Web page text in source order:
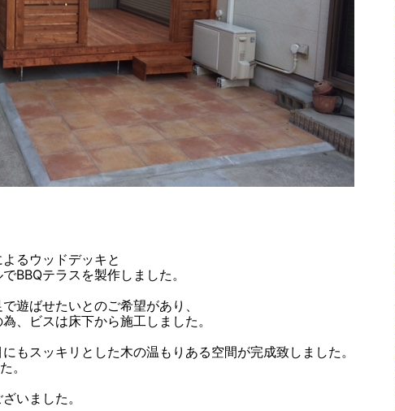
るウッドデッキと
BBQテラスを製作しました。
遊ばせたいとのご希望があり、
、ビスは床下から施工しました。
もスッキリとした木の温もりある空間が完成致しました。
。
いました。